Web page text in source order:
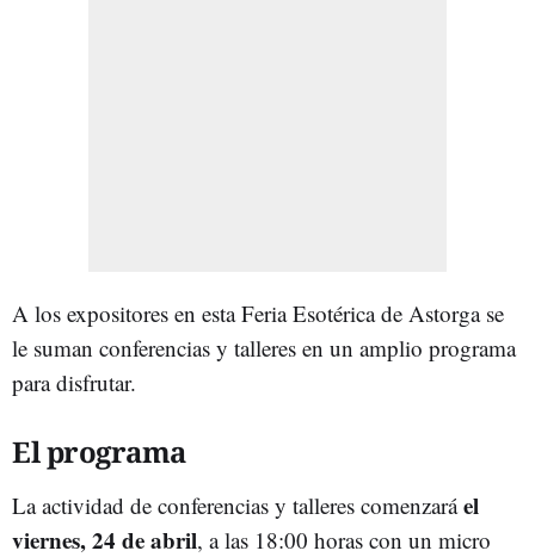
A los expositores en esta Feria Esotérica de Astorga se
le suman conferencias y talleres en un amplio programa
para disfrutar.
El programa
La actividad de conferencias y talleres comenzaráel
viernes, 24 de abril, a las 18:00 horas con un micro